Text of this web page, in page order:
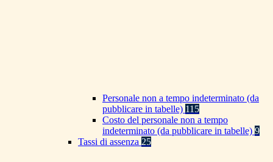
Personale non a tempo indeterminato (da
pubblicare in tabelle) 115
Costo del personale non a tempo
indeterminato (da pubblicare in tabelle) 9
Tassi di assenza 25